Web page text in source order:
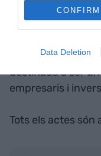
CONFIRM
Data Deletion
creixement. Una
emprenedors que
teixit empresarial
destinada a ser
empresaris i
Tots els actes són